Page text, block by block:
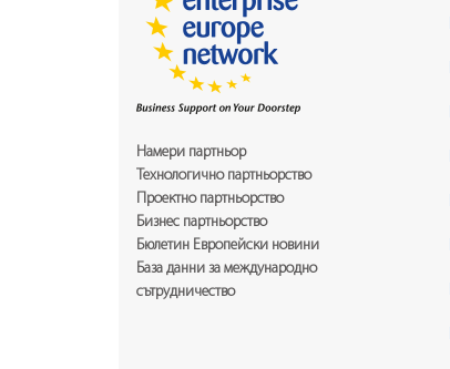
Намери партньор
Технологично партньорство
Проектно партньорство
Бизнес партньорство
Бюлетин Европейски новини
База данни за международно
сътрудничество